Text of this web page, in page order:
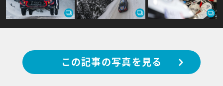
この記事の写真を見る